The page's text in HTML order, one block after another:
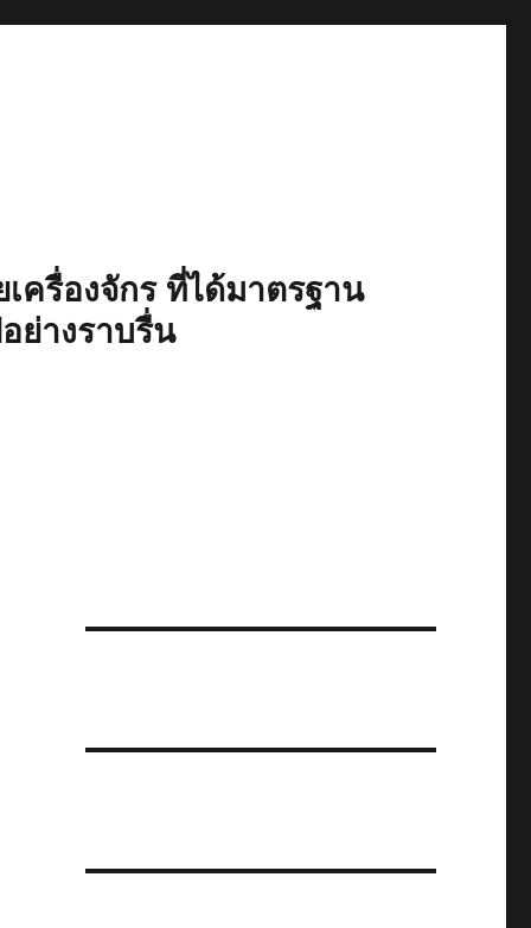
ครื่องจักร ที่ได้มาตรฐาน
ย่างราบรื่น